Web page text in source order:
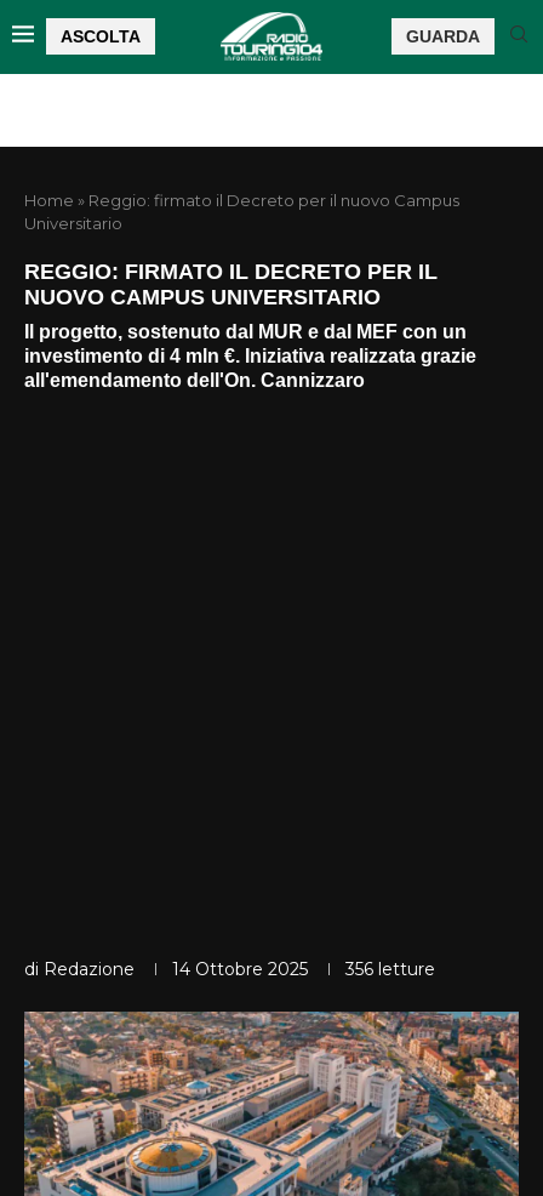
ASCOLTA GUARDA
Home » Reggio: firmato il Decreto per il nuovo Campus
Universitario
REGGIO: FIRMATO IL DECRETO PER IL
NUOVO CAMPUS UNIVERSITARIO
Il progetto, sostenuto dal MUR e dal MEF con un
investimento di 4 mln €. Iniziativa realizzata grazie
all'emendamento dell'On. Cannizzaro
di Redazione 14 Ottobre 2025 356 letture